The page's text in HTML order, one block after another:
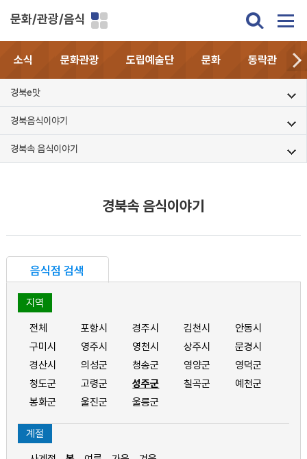
문화/관광/음식
소식 문화관광 도립예술단 문화 동락관
경북e맛
경북음식이야기
경북속 음식이야기
경북속 음식이야기
음식점 검색
지역
전체 포항시 경주시 김천시
안동시
구미시
영주시 영천시 상주시
문경시
경산시
의성군 청송군 영양군
영덕군
청도군
고령군 성주군 칠곡군
예천군
봉화군
울진군 울릉군
계절